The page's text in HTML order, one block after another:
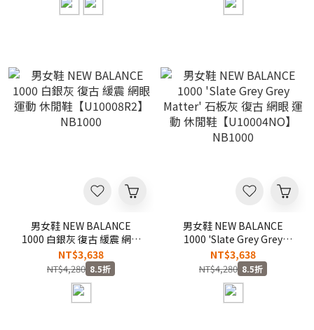
男女鞋 NEW BALANCE
1000 白銀灰 復古 緩震 網眼
運動 休閒鞋【U10008R2】
NB1000
NT$3,638
NT$4,280 8.5折
男女鞋 NEW BALANCE
1000 'Slate Grey Grey
Matter' 石板灰 復古 網眼 運
動 休閒鞋【U10004NO】
NB1000
NT$3,638
NT$4,280 8.5折